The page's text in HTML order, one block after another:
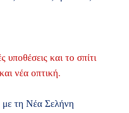
υποθέσεις και το σπίτι
νέα οπτική.
τη Νέα Σελήνη